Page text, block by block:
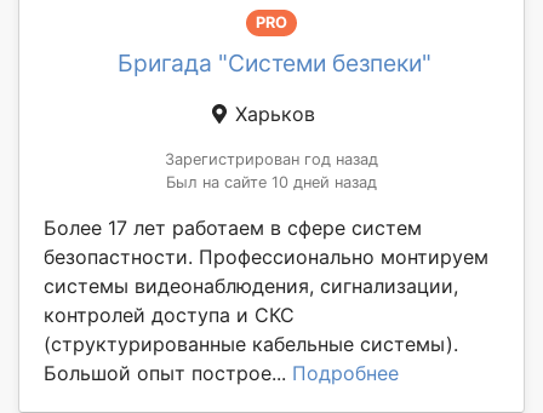
PRO
Бригада "Системи безпеки"
Харьков
Зарегистрирован год назад
Был на сайте 10 дней назад
Более 17 лет работаем в сфере систем
безопастности. Профессионально монтируем
системы видеонаблюдения, сигнализации,
контролей доступа и СКС
(структурированные кабельные системы).
Большой опыт построе... Подробнее